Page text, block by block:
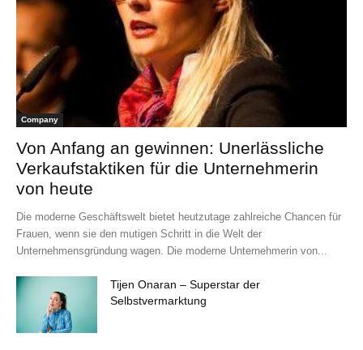
Company
Von Anfang an gewinnen: Unerlässliche
Verkaufstaktiken für die Unternehmerin
von heute
Die moderne Geschäftswelt bietet heutzutage zahlreiche Chancen für
Frauen, wenn sie den mutigen Schritt in die Welt der
Unternehmensgründung wagen. Die moderne Unternehmerin von...
Tijen Onaran – Superstar der
Selbstvermarktung